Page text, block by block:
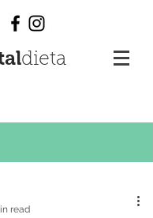
dieta
read